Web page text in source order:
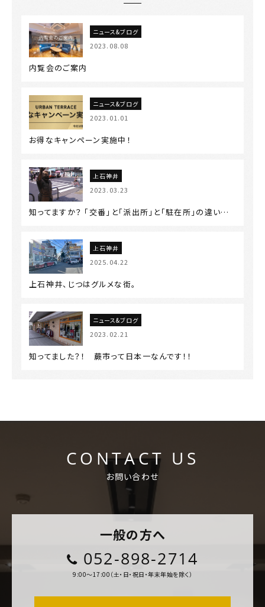
ニュース&ブログ
2023.08.08
内覧会のご案内
ニュース&ブログ
2023.01.01
お得なキャンペーン実施中！
上石神井
2023.03.23
知ってますか？ 「交番」と「派出所」と「駐在所」の違い…
上石神井
2025.04.22
上石神井、じつはグルメな街。
ニュース&ブログ
2023.02.21
知ってました？！ 蕨市って日本一なんです！！
CONTACT US
お問い合わせ
一般の方へ
052-898-2714
9:00～17:00（土・日・祝日・年末年始を除く）